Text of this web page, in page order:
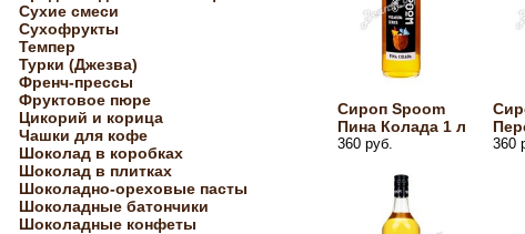
Сухие смеси
Сухофрукты
Темпер
Турки (Джезва)
Френч-прессы
Фруктовое пюре
Цикорий и корица
Чашки для кофе
Шоколад в коробках
Шоколад в плитках
Шоколадно-ореховые пасты
Шоколадные батончики
Шоколадные конфеты
Сироп Spoom
Пина Колада 1 л
360 руб. 360